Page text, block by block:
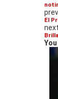
El